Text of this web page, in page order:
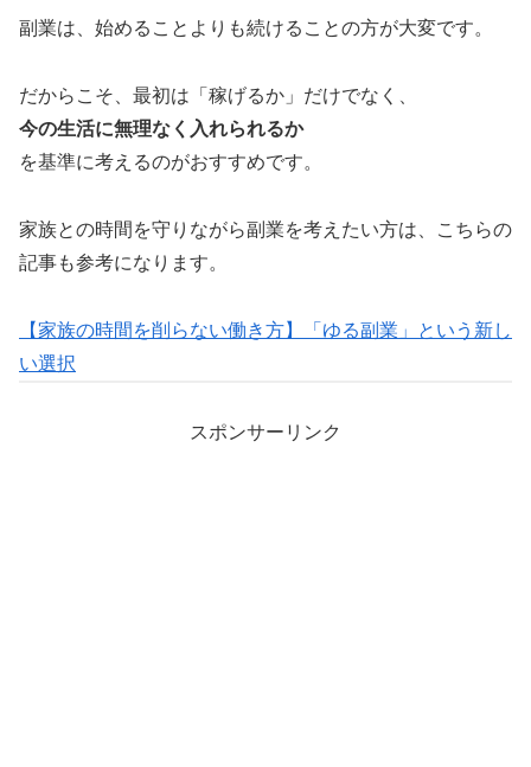
副業は、始めることよりも続けることの方が大変です。
だからこそ、最初は「稼げるか」だけでなく、
今の生活に無理なく入れられるか
を基準に考えるのがおすすめです。
家族との時間を守りながら副業を考えたい方は、こちらの
記事も参考になります。
【家族の時間を削らない働き方】「ゆる副業」という新し
い選択
スポンサーリンク